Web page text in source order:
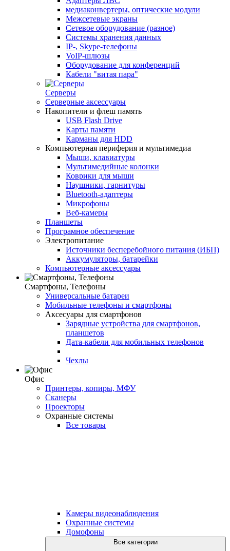
медиаконвертеры, оптические модули
Межсетевые экраны
Сетевое оборудование (разное)
Системы хранения данных
IP-, Skype-телефоны
VoIP-шлюзы
Оборудование для конференций
Кабели "витая пара"
Серверы
Серверные аксессуары
Накопители и флеш память
USB Flash Drive
Карты памяти
Карманы для HDD
Компьютерная периферия и мультимедиа
Мыши, клавиатуры
Мультимедийные колонки
Коврики для мыши
Наушники, гарнитуры
Bluetooth-адаптеры
Микрофоны
Веб-камеры
Планшеты
Програмное обеспечение
Электропитание
Источники бесперебойного питания (ИБП)
Аккумуляторы, батарейки
Компьютерные аксессуары
Смартфоны, Телефоны
Универсальные батареи
Мобильные телефоны и смартфоны
Аксесуары для смартфонов
Зарядные устройства для смартфонов,
планшетов
Дата-кабели для мобильных телефонов
Чехлы
Офис
Принтеры, копиры, МФУ
Сканеры
Проекторы
Охранные системы
Все товары
Камеры видеонаблюдения
Охранные системы
Домофоны
Все категории